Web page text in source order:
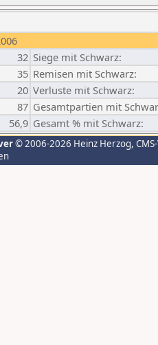
32 Siege mit Schwarz:
35 Remisen mit Schwarz:
20 Verluste mit Schwarz:
87 Gesamtpartien mit
56,9 Gesamt % mit Schwarz:
© 2006-2026 Heinz Herzog,